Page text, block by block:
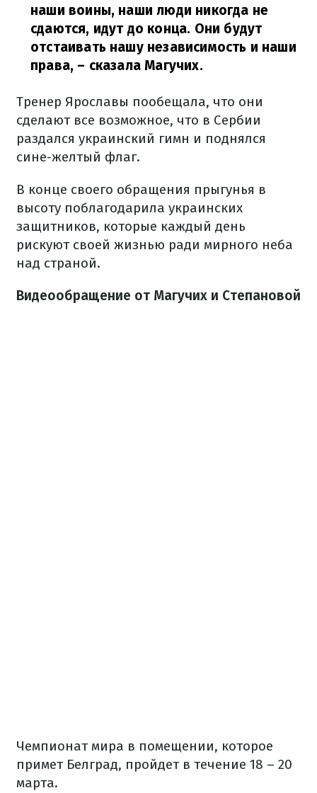
наши воины, наши люди никогда не
сдаются, идут до конца. Они будут
отстаивать нашу независимость и наши
права, – сказала Магучих.
Тренер Ярославы пообещала, что они
сделают все возможное, что в Сербии
раздался украинский гимн и поднялся
сине-желтый флаг.
В конце своего обращения прыгунья в
высоту поблагодарила украинских
защитников, которые каждый день
рискуют своей жизнью ради мирного неба
над страной.
Видеообращение от Магучих и Степановой
Чемпионат мира в помещении, которое
примет Белград, пройдет в течение 18 – 20
марта.